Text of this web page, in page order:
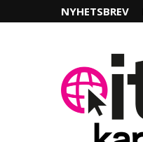
NYHETSBREV